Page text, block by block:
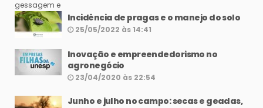
Incidência de pragas e o manejo do solo
25/05/2022 às 14:41
Inovação e empreendedorismo no
agronegócio
23/04/2020 às 22:54
Junho e julho no campo: secas e geadas,